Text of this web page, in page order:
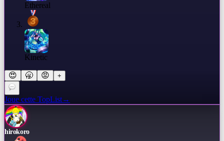
Ethereal
Kinetic
😍 🥱 😡 +
Joue cette TopList→
hirokoro